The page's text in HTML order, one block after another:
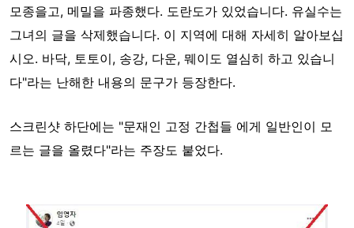
모종을고, 메밀을 파종했다. 도란도가 있었습니다. 유실수는
그녀의 글을 삭제했습니다. 이 지역에 대해 자세히 알아보십
시오. 바닥, 토토이, 송강, 다운, 뭬이도 열심히 하고 있습니
다"라는 난해한 내용의 문구가 등장한다.
스크린샷 하단에는 "문재인 고정 간첩들 에게 일반인이 모
르는 글을 올렸다"라는 주장도 붙었다.
Image